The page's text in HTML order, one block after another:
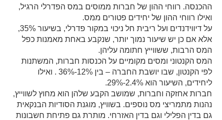
ההכנסה. רווחי ההון של חברות ממוסים במס הפדרלי הרגיל,
ואילו רווחי ההון של יחידים פטורים ממס.
על דיווידנדים ועל ריבית חל ניכוי במקור פדרלי, בשיעור 35%,
אלא אם כן יש שיעור נמוך יותר, שנקבע באחת מאמנות כפל
המס הרבות, ששווייץ חתומה עליהן.
המס הקנטוני ומסים מקומיים על הכנסות חברות, המשתנות
לפי הקנטון, שבו יושבת החברה – בין 12%-36% . ואילו
ליחידים, השיעור הוא 2.4%-29%.
חברות אחזקה וחברות, שמושב הקבע שלהן הוא מחוץ לשווייץ,
נהנות מתמריצי מס נוספים. בשוויץ, מוגנת הסודיות הבנקאית
גם בדין הפלילי וגם בדין האזרחי. מותרת גם פתיחת חשבונות